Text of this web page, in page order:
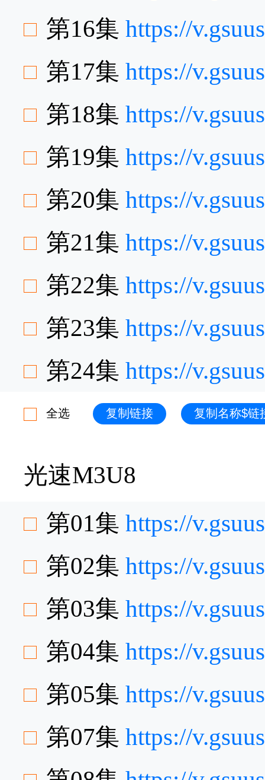
第16集 https://
第17集 https://
第18集 https://
第19集 https://
第20集 https://
第21集 https://
第22集 https://
第23集 https://
第24集 https://
全选 复制链接 复制名称$链
光速M3U8
第01集 https://
第02集 https://
第03集 https://
第04集 https://
第05集 https://
第07集 https://